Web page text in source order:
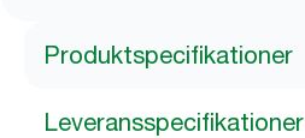
Produktspecifikationer
Leveransspecifikationer